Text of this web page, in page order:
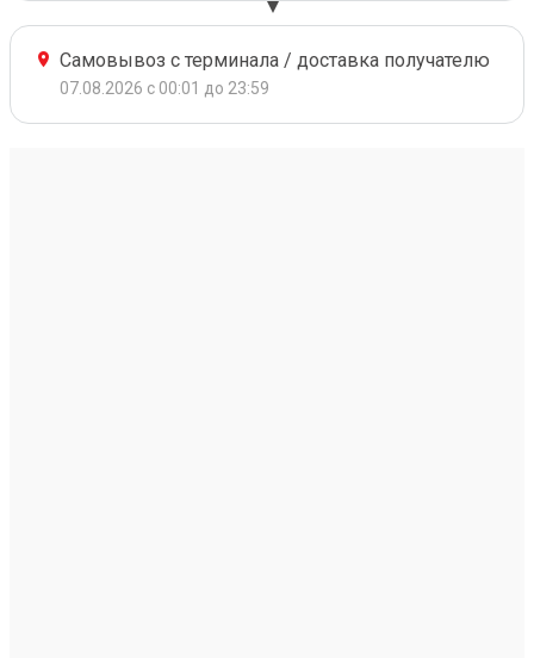
Самовывоз с терминала / доставка получателю
07.08.2026 с 00:01 до 23:59